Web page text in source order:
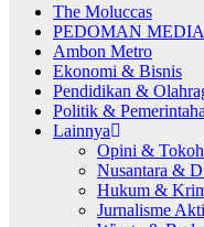
The Moluccas
PEDOMAN
Ambon Metro
Ekonomi & Bisnis
Pendidikan &
Politik &
Lainnya
Opini &
Nusantara &
Hukum &
Jurnalisme